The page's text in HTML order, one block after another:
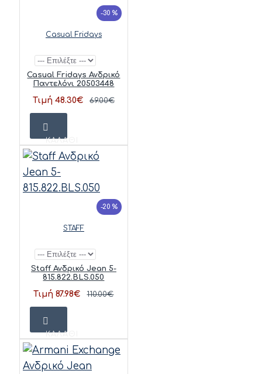
-30 %
Casual Fridays
Casual Fridays Ανδρικό
Παντελόνι 20503448
Τιμή 48.30€ 69.00€
ΚΑΛΆΘΙ
-20 %
STAFF
Staff Ανδρικό Jean 5-
815.822.BLS.050
Τιμή 87.98€ 110.00€
ΚΑΛΆΘΙ